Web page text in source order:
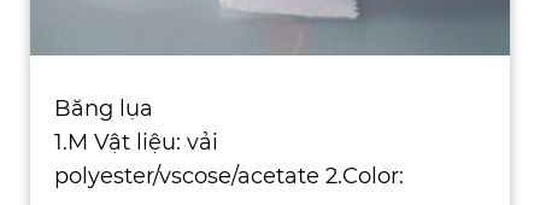
Băng lụa
1.M Vật liệu: vải
polyester/vscose/acetate 2.Color: